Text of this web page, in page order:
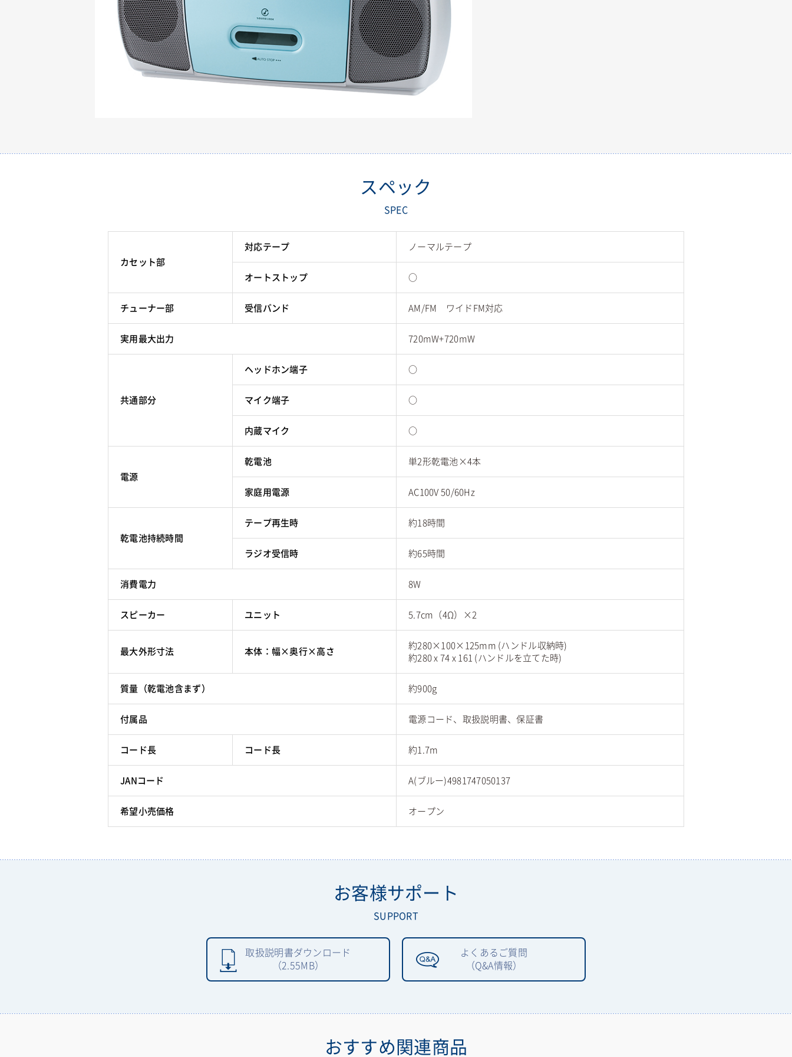
スペック
SPEC
カセット部
対応テープ ノーマルテープ
オートストップ ○
チューナー部 受信バンド AM/FM ワイドFM対応
実用最大出力 720mW+720mW
共通部分
ヘッドホン端子 ○
マイク端子 ○
内蔵マイク ○
電源
乾電池 単2形乾電池×4本
家庭用電源 AC100V 50/60Hz
乾電池持続時間
テープ再生時 約18時間
ラジオ受信時 約65時間
消費電力 8W
スピーカー ユニット 5.7cm（4Ω）×2
最大外形寸法 本体：幅×奥行×高さ
約280×100×125mm (ハンドル収納時)
約280 x 74 x 161 (ハンドルを立てた時)
質量（乾電池含まず） 約900g
付属品 電源コード、取扱説明書、保証書
コード長 コード長 約1.7m
JANコード A(ブルー)4981747050137
希望小売価格 オープン
お客様サポート
SUPPORT
取扱説明書ダウンロード
（2.55MB）
よくあるご質問
（Q&A情報）
おすすめ関連商品